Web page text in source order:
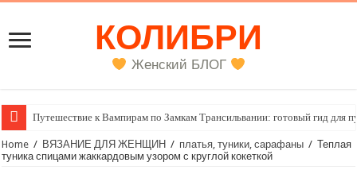
КОЛИБРИ
Женский БЛОГ
Путешествие к Вампирам по Замкам Трансильвании: готовый гид для
Женский внутренний голос
Home / ВЯЗАНИЕ ДЛЯ ЖЕНЩИН / платья, туники, сарафаны / Теплая
туника спицами жаккардовым узором с круглой кокеткой